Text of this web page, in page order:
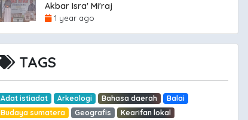
Akbar Isra' Mi'raj
1 year ago
TAGS
Adat istiadat Arkeologi Bahasa daerah
Balai
Budaya sumatera
Geografis
Kearifan lokal